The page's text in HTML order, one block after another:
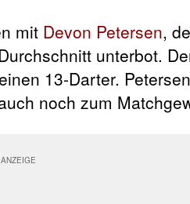
mit Devon Petersen,
unterbot.
13-Darter.
noch zum